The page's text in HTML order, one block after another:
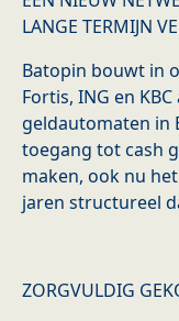
LANGE TERMIJN
Batopin bouwt in
Fortis, ING en
geldautomaten in
toegang tot cash
maken, ook nu
jaren structureel
ZORGVULDIG